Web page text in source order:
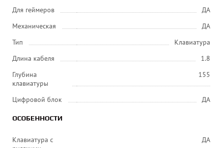
Для геймеров
ДА
Механическая
ДА
Тип
Клавиатура
Длина кабеля
1.8
Глубина
клавиатуры
155
Цифровой блок ДА
ОСОБЕННОСТИ
Клавиатура с
ДА